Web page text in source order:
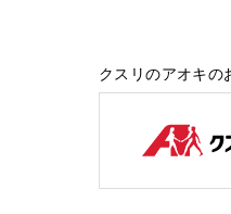
クスリのアオキの